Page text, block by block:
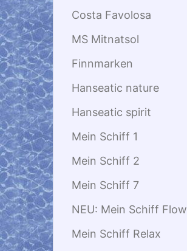
Costa Favolosa
MS Mitnatsol
Finnmarken
Hanseatic nature
Hanseatic spirit
Mein Schiff 1
Mein Schiff 2
Mein Schiff 7
NEU: Mein Schiff Flow
Mein Schiff Relax